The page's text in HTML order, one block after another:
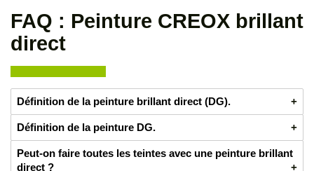
FAQ : Peinture CREOX brillant
direct
Définition de la peinture brillant direct (DG).
La peinture brillant direct (DG) est une couche de finition à
deux composants (durcisseur). Elle est conçue pour offrir
une finition brillante et durable sans nécessiter une couche
Définition de la peinture DG.
DG est l'acronyme de Direct Gloss, qui signifie brillant direct.
Les peinture DG sont dont des peintures en brillant direct..
Peut-on faire toutes les teintes avec une peinture brillant
direct ?